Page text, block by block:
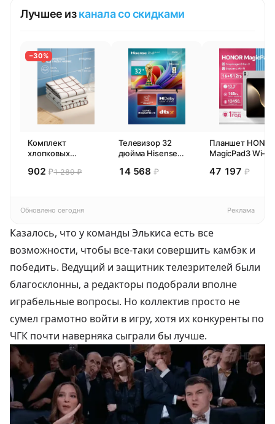
Лучшее изканала со скидками
−30%
Комплект
хлопковых
полотенец 4 шт,
белый
902₽1 289 ₽
Телевизор 32
дюйма Hisense
Смарт ТВ HD
14 568 ₽
Планшет
MagicPad3 Wi-Fi,
Snapdragon 8,
47 197 ₽
Обновлено сегодня Реклама
Казалось, что у команды Элькиса есть все
возможности, чтобы все-таки совершить камбэк и
победить. Ведущий и защитник телезрителей были
благосклонны, а редакторы подобрали вполне
играбельные вопросы. Но коллектив просто не
сумел грамотно войти в игру, хотя их конкуренты по
ЧГК почти наверняка сыграли бы лучше.